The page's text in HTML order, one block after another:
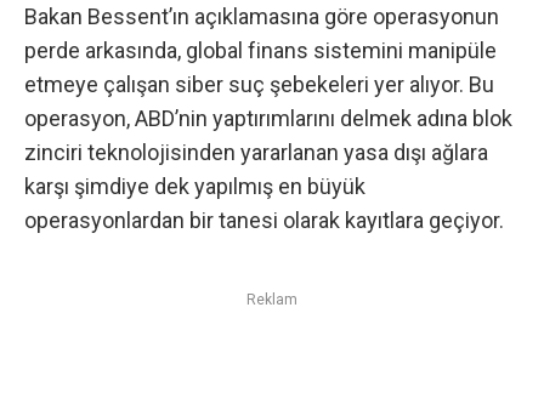
Bakan Bessent’ın açıklamasına göre operasyonun
perde arkasında, global finans sistemini manipüle
etmeye çalışan siber suç şebekeleri yer alıyor. Bu
operasyon, ABD’nin yaptırımlarını delmek adına blok
zinciri teknolojisinden yararlanan yasa dışı ağlara
karşı şimdiye dek yapılmış en büyük
operasyonlardan bir tanesi olarak kayıtlara geçiyor.
Reklam